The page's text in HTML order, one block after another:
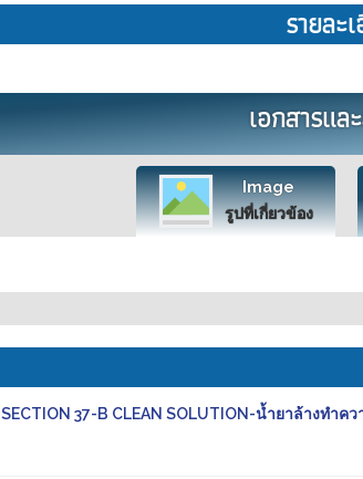
รายละ
เอกสารแ
Image
รูปที่เกี่ยวข้อง
SECTION 37-B CLEAN SOLUTION-น้ำยาล้างทำค